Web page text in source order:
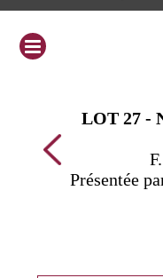
LOT 27 -
Présentée